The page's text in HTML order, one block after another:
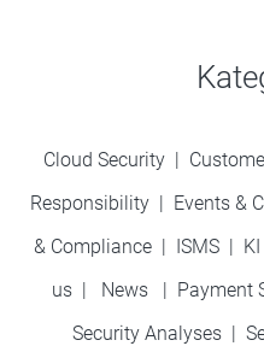
Cloud Security |
Responsibility| Events &
& Compliance | ISMS | KI
us | News | Payment
Security Analyses |